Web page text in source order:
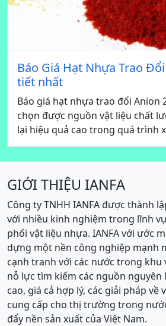
Báo Giá Hạt Nhựa Trao
tiết nhất
Báo giá hạt nhựa trao đổi Anion
chọn được nguồn vật liệu chất
lại hiệu quả cao trong quá trình
GIỚI THIỆU IANFA
Công ty TNHH IANFA được thành
với nhiều kinh nghiệm trong lĩnh
phối vật liệu nhựa. IANFA với ước
dựng một nền công nghiệp mạnh
cạnh tranh với các nước trong khu
nỗ lực tìm kiếm các nguồn nguyên
cao, giá cả hợp lý, các giải pháp về
cung cấp cho thị trường trong
đẩy nền sản xuất của Việt Nam.